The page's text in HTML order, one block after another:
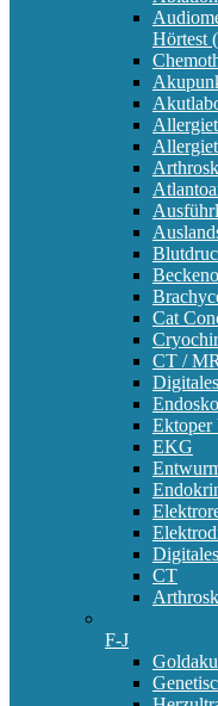
Hörtest
Cat
CT /
Ektoper
EKG
CT
F-J